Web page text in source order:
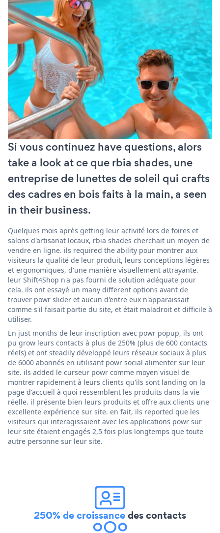
Si vous continuez have questions, alors
take a look at ce que rbia shades, une
entreprise de lunettes de soleil qui crafts
des cadres en bois faits à la main, a seen
in their business.
Quelques mois après getting leur activité lors de foires et
salons d'artisanat locaux, rbia shades cherchait un moyen de
vendre en ligne. ils required the ability pour montrer aux
visiteurs la qualité de leur produit, leurs conceptions légères
et ergonomiques, d'une manière visuellement attrayante.
leur Shift4Shop n'a pas fourni de solution adéquate pour
cela. ils ont essayé un many different options avant de
trouver powr slider et aucun d'entre eux n'apparaissait
comme s'il faisait partie du site, et était maladroit et difficile à
utiliser.
En just months de leur inscription avec powr popup, ils ont
pu grow leurs contacts à plus de 250% (plus de 600 contacts
réels) et ont steadily développé leurs réseaux sociaux à plus
de 6000 abonnés en utilisant powr social alimenter sur leur
site. ils added le curseur powr comme moyen visuel de
montrer rapidement à leurs clients qu'ils sont landing on la
page d'accueil à quoi ressemblent les produits dans la vie
réelle. il présente bien leurs produits et offre aux clients une
excellente expérience sur site. en fait, ils reported que les
visiteurs qui interagissaient avec les applications powr sur
leur site étaient engagés 2,5 fois plus longtemps que toute
autre personne sur leur site.
250% de croissancedes contacts